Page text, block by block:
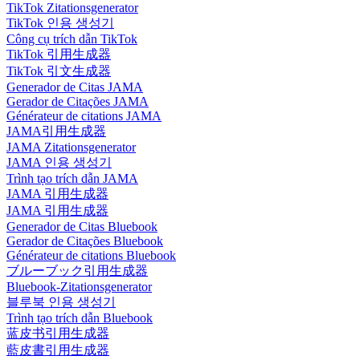
TikTok Zitationsgenerator
TikTok 인용 생성기
Công cụ trích dẫn TikTok
TikTok 引用生成器
TikTok 引文生成器
Generador de Citas JAMA
Gerador de Citações JAMA
Générateur de citations JAMA
JAMA引用生成器
JAMA Zitationsgenerator
JAMA 인용 생성기
Trình tạo trích dẫn JAMA
JAMA 引用生成器
JAMA 引用生成器
Generador de Citas Bluebook
Gerador de Citações Bluebook
Générateur de citations Bluebook
ブルーブック引用生成器
Bluebook-Zitationsgenerator
블루북 인용 생성기
Trình tạo trích dẫn Bluebook
蓝皮书引用生成器
藍皮書引用生成器